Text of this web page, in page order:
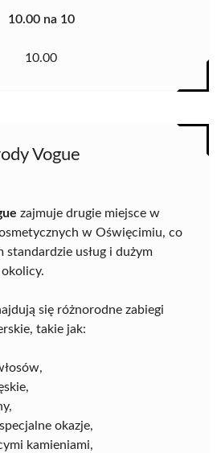
10.00 na 10
10.00
Vogue
zajmuje drugie miejsce w
w Oświęcimiu, co
usług i dużym
się różnorodne zabiegi
takie jak:
okazje,
kamieniami,